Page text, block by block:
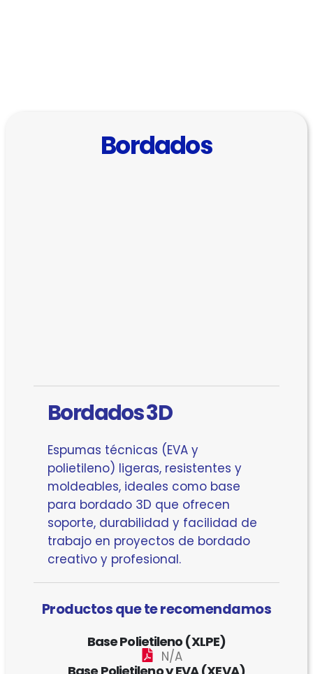
Bordados
Bordados 3D
Espumas técnicas (EVA y
polietileno) ligeras, resistentes y
moldeables, ideales como base
para bordado 3D que ofrecen
soporte, durabilidad y facilidad de
trabajo en proyectos de bordado
creativo y profesional.
Productos que te recomendamos
Base Polietileno (XLPE)
N/A